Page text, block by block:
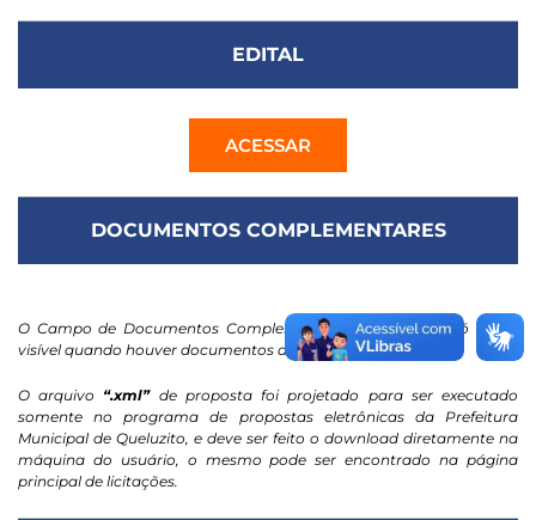
EDITAL
ACESSAR
DOCUMENTOS COMPLEMENTARES
O Campo de Documentos Complementares / Contratos só ficará
visível quando houver documentos anexados.
O arquivo “.xml”de proposta foi projetado para ser executado
somente no programa de propostas eletrônicas da Prefeitura
Municipal de Queluzito, e deve ser feito o download diretamente na
máquina do usuário, o mesmo pode ser encontrado na página
principal de licitações.